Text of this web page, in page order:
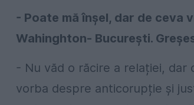
- Poate mă înșel, dar de ceva
Wahinghton- București.
- Nu văd o răcire a relației,
vorba despre anticorupție și